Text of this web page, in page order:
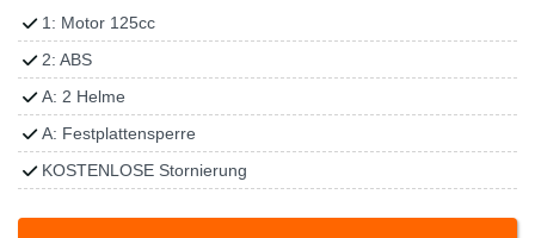
1: Motor 125cc
2: ABS
A: 2 Helme
A: Festplattensperre
KOSTENLOSE Stornierung